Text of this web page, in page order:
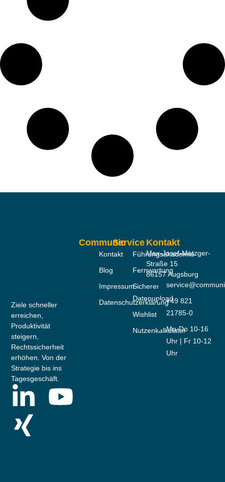
Ziele schneller
erreichen,
Produktivität
steigern,
Rechtssicherheit
erhöhen. Von der
Strategie bis ins
Tagesgeschäft.
Service
Führungsakademie
Fernwartung
Sicherer
Datenupload
Wishlist
Nutzenkalkulator
Communic
Kontakt
Blog
Impressum
Datenschutzerklärung
Kontakt
Max-Josef-Metzger-
Straße 15
86157 Augsburg
+49 821
21785-0
Mo-Do 10-16
Uhr | Fr 10-12
Uhr